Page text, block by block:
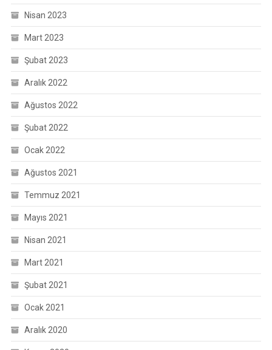
Nisan 2023
Mart 2023
Şubat 2023
Aralık 2022
Ağustos 2022
Şubat 2022
Ocak 2022
Ağustos 2021
Temmuz 2021
Mayıs 2021
Nisan 2021
Mart 2021
Şubat 2021
Ocak 2021
Aralık 2020